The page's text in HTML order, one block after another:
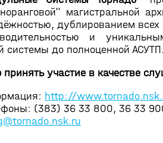
магистральной
дублированием
и
системы до полноценной АСУТП.
участие в качестве
http://
(383) 36 33 800, 36 33